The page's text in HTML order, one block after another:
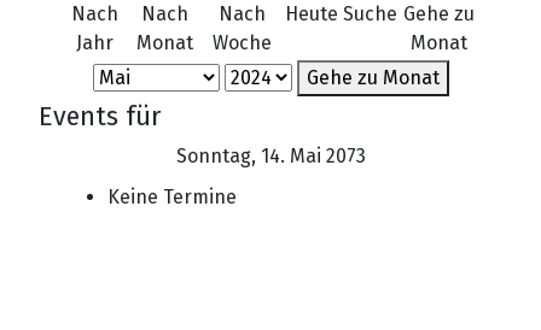
Nach
Jahr
Nach
Monat
Nach
Woche
Heute Suche Gehe zu
Monat
Gehe zu Monat
Events für
Sonntag, 14. Mai 2073
Keine Termine